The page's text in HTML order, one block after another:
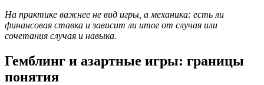
На практике важнее не вид игры, а механика: есть ли
финансовая ставка и зависит ли итог от случая или
сочетания случая и навыка.
Гемблинг и азартные игры: границы
понятия